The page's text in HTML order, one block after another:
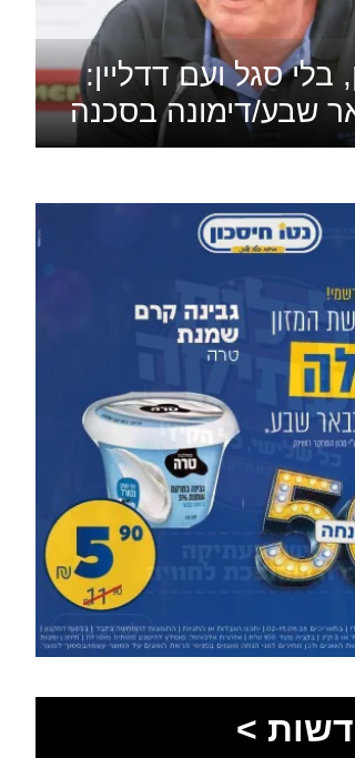
בלי סגל ועם דדליין:
שבע/דימונה בסכנה
>